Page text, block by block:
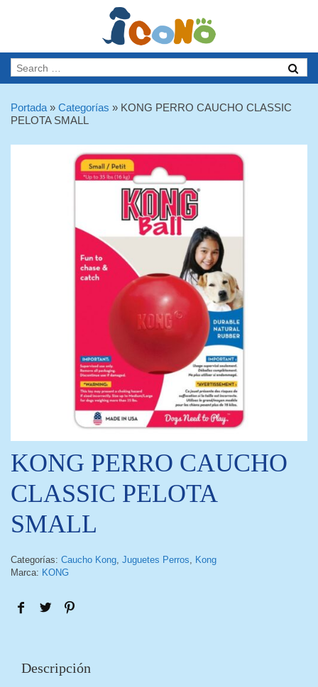
Portada » Categorías » KONG PERRO CAUCHO CLASSIC
PELOTA SMALL
KONG PERRO CAUCHO
CLASSIC PELOTA
SMALL
Categorías: Caucho Kong, Juguetes Perros, Kong
Marca: KONG
Descripción